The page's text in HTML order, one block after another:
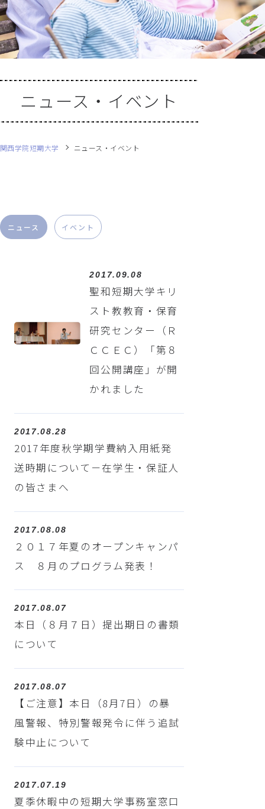
ニュース・イベント
関西学院短期大学 ニュース・イベント
ニュース イベント
2017.09.08
聖和短期大学キリ
スト教教育・保育
研究センター（Ｒ
ＣＣＥＣ）「第８
回公開講座」が開
かれました
2017.08.28
2017年度秋学期学費納入用紙発
送時期について－在学生・保証人
の皆さまへ
2017.08.08
２０１７年夏のオープンキャンパ
ス ８月のプログラム発表！
2017.08.07
本日（８月７日）提出期日の書類
について
2017.08.07
【ご注意】本日（8月7日）の暴
風警報、特別警報発令に伴う追試
験中止について
2017.07.19
夏季休暇中の短期大学事務室窓口